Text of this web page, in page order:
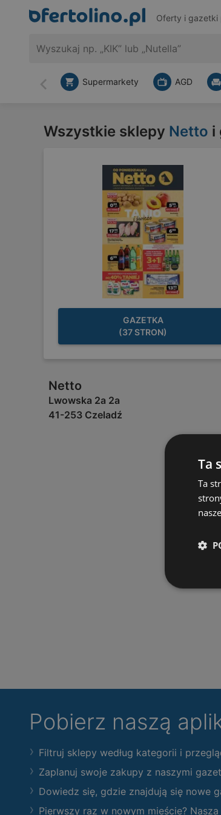
Oferty i gazetki
Wstecz
Supermarkety AGD
Wszystkie sklepy Netto i
GAZETKA
(37 STRON)
Netto
Lwowska 2a 2a
41-253 Czeladź
Pobierz naszą
Filtruj sklepy według kategorii i
Zaplanuj swoje zakupy z naszymi
Dowiedz się, gdzie znajdują się nowe
Pierwszy raz w nowym mieście?
Ta
Ta